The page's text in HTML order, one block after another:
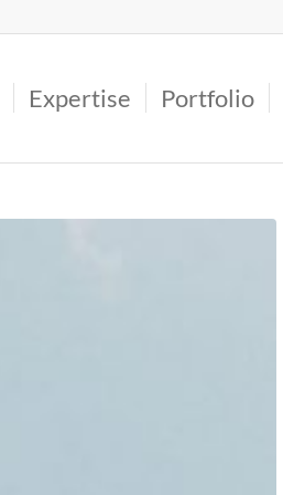
Expertise Portfolio